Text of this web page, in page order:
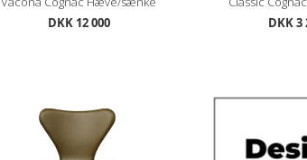
DKK 12 000
DKK 3